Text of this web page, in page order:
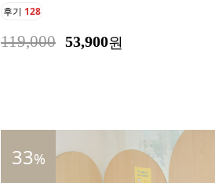
후기 128
119,000 53,900원
33%